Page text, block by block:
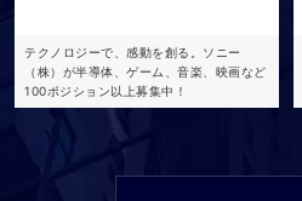
テクノロジーで、感動を創る。ソニー
（株）が半導体、ゲーム、音楽、映画など
100ポジション以上募集中！